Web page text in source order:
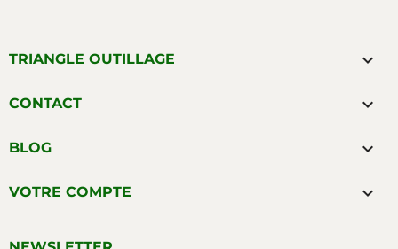
TRIANGLE OUTILLAGE 
CONTACT 
BLOG 
VOTRE COMPTE 